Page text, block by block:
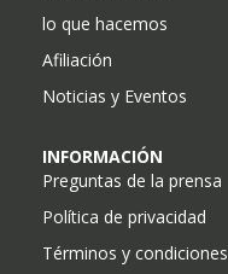
lo que hacemos
Afiliación
Noticias y Eventos
INFORMACIÓN
Preguntas de la prensa
Política de privacidad
Términos y condiciones